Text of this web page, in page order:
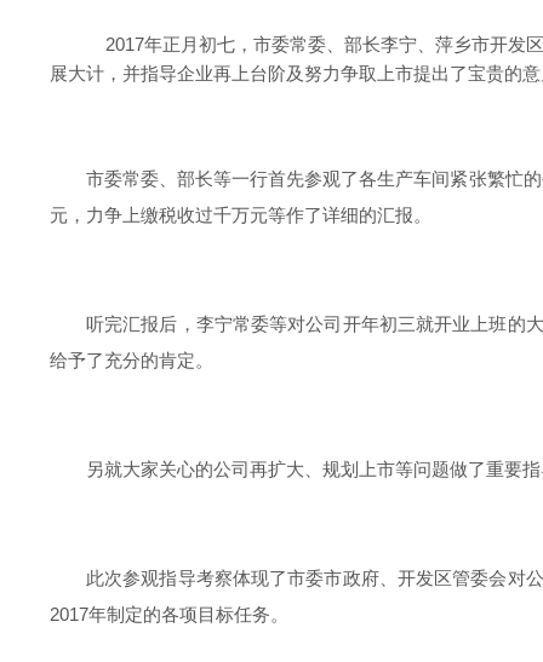
2017年正月初七，市委常委、部长李宁、萍乡市开发
展大计，并指导企业再上台阶及努力争取上市提出了宝贵的
市委常委、部长等一行首先参观了各生产车间紧张繁忙
元，力争上缴税收过千万元等作了详细的汇报。
听完汇报后，李宁常委等对公司开年初三就开业上班的
给予了充分的肯定。
另就大家关心的公司再扩大、规划上市等问题做了重要
此次参观指导考察体现了市委市政府、开发区管委会对
2017年制定的各项目标任务。